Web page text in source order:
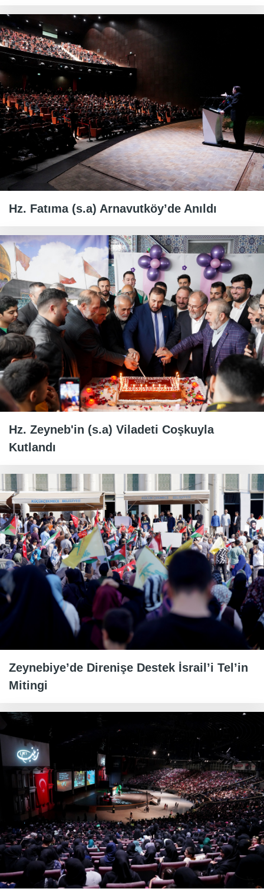
Hz. Fatıma (s.a) Arnavutköy’de Anıldı
Hz. Zeyneb'in (s.a) Viladeti Coşkuyla
Kutlandı
Zeynebiye’de Direnişe Destek İsrail’i Tel’in
Mitingi